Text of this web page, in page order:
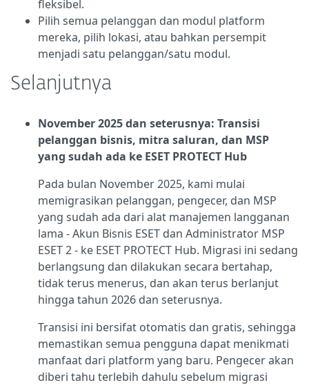
fleksibel.
Pilih semua pelanggan dan modul platform
mereka, pilih lokasi, atau bahkan persempit
menjadi satu pelanggan/satu modul.
Selanjutnya
November 2025 dan seterusnya: Transisi
pelanggan bisnis, mitra saluran, dan MSP
yang sudah ada ke ESET PROTECT Hub
Pada bulan November 2025, kami mulai
memigrasikan pelanggan, pengecer, dan MSP
yang sudah ada dari alat manajemen langganan
lama - Akun Bisnis ESET dan Administrator MSP
ESET 2 - ke ESET PROTECT Hub. Migrasi ini sedang
berlangsung dan dilakukan secara bertahap,
tidak terus menerus, dan akan terus berlanjut
hingga tahun 2026 dan seterusnya.
Transisi ini bersifat otomatis dan gratis, sehingga
memastikan semua pengguna dapat menikmati
manfaat dari platform yang baru. Pengecer akan
diberi tahu terlebih dahulu sebelum migrasi